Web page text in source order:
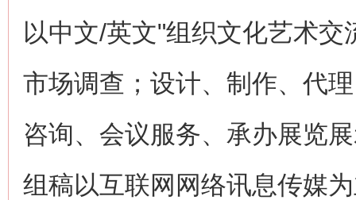
以中文/英文"组织文化艺术
市场调查；设计、制作、代
咨询、会议服务、承办展览
组稿以互联网网络讯息传媒